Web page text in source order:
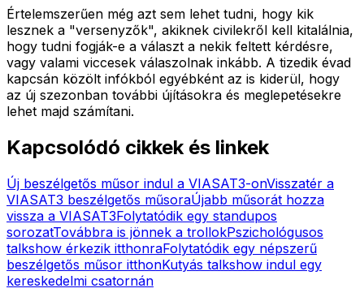
Értelemszerűen még azt sem lehet tudni, hogy kik
lesznek a "versenyzők", akiknek civilekről kell kitalálnia,
hogy tudni fogják-e a választ a nekik feltett kérdésre,
vagy valami viccesek válaszolnak inkább. A tizedik évad
kapcsán közölt infókból egyébként az is kiderül, hogy
az új szezonban további újításokra és meglepetésekre
lehet majd számítani.
Kapcsolódó cikkek és linkek
Új beszélgetős műsor indul a VIASAT3-onVisszatér a
VIASAT3 beszélgetős műsoraÚjabb műsorát hozza
vissza a VIASAT3Folytatódik egy standupos
sorozatTovábbra is jönnek a trollokPszichológusos
talkshow érkezik itthonraFolytatódik egy népszerű
beszélgetős műsor itthonKutyás talkshow indul egy
kereskedelmi csatornán